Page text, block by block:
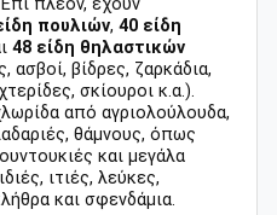
πουλιών, 40 είδη
48 είδη θηλαστικών
ασβοί, βίδρες, ζαρκάδια,
σκίουροι κ.α.).
από αγριολούλουδα,
θάμνους, όπως
και μεγάλα
ιτιές, λεύκες,
και σφενδάμια.